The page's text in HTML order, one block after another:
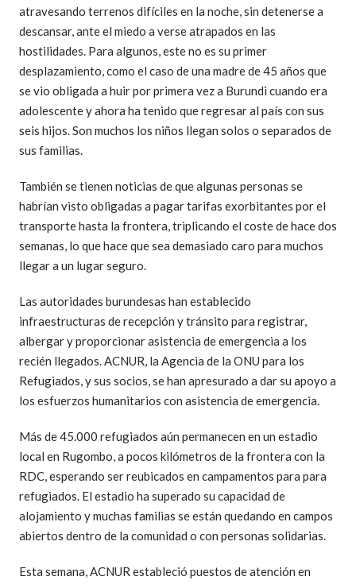
atravesando terrenos difíciles en la noche, sin detenerse a
descansar, ante el miedo a verse atrapados en las
hostilidades. Para algunos, este no es su primer
desplazamiento, como el caso de una madre de 45 años que
se vio obligada a huir por primera vez a Burundi cuando era
adolescente y ahora ha tenido que regresar al país con sus
seis hijos. Son muchos los niños llegan solos o separados de
sus familias.
También se tienen noticias de que algunas personas se
habrían visto obligadas a pagar tarifas exorbitantes por el
transporte hasta la frontera, triplicando el coste de hace dos
semanas, lo que hace que sea demasiado caro para muchos
llegar a un lugar seguro.
Las autoridades burundesas han establecido
infraestructuras de recepción y tránsito para registrar,
albergar y proporcionar asistencia de emergencia a los
recién llegados. ACNUR, la Agencia de la ONU para los
Refugiados, y sus socios, se han apresurado a dar su apoyo a
los esfuerzos humanitarios con asistencia de emergencia.
Más de 45.000 refugiados aún permanecen en un estadio
local en Rugombo, a pocos kilómetros de la frontera con la
RDC, esperando ser reubicados en campamentos para para
refugiados. El estadio ha superado su capacidad de
alojamiento y muchas familias se están quedando en campos
abiertos dentro de la comunidad o con personas solidarias.
Esta semana, ACNUR estableció puestos de atención en